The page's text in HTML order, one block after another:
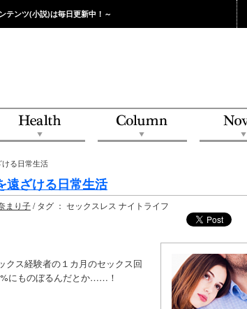
ンツ(小説)は毎日更新中！～
ける日常生活
遠ざける日常生活
まり子/ タグ ： セックスレス ナイトライフ
クス経験者の１カ月のセックス回
にものぼるんだとか……！